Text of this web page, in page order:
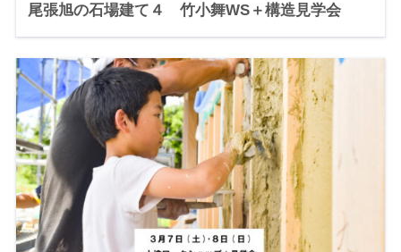
尾張旭の石場建て４ 竹小舞WS＋構造見学会